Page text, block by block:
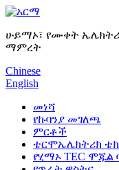
ሁይማኦ፣ የሙቀት
ማምረት
Chinese
English
መነሻ
የኩባንያ መገለጫ
ምርቶች
ቴርሞኤሌክትሪክ
የሂማኦ TEC ሞጁል